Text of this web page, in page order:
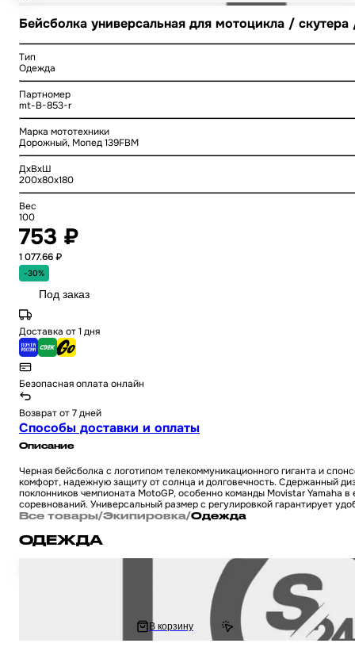
Бейсболка универсальная для мотоцикла /
Тип
Одежда
Партномер
mt-B-853-r
Марка мототехники
Дорожный, Мопед 139FBM
ДхВхШ
200x80x180
Вес
100
753 ₽
1 077.66 ₽
-30%
Под заказ
Доставка от 1 дня
Безопасная оплата онлайн
Возврат от 7 дней
Способы доставки и оплаты
Описание
Черная бейсболка с логотипом телекоммуникационного гиганта и
комфорт, надежную защиту от солнца и долговечность. Сдержанный
поклонников чемпионата MotoGP, особенно команды Movistar Yamaha
соревнований. Универсальный размер с регулировкой гарантирует
Все товары/Экипировка/Одежда
ОДЕЖДА
Рюкзак мотоциклетный с LED поворотниками, стоп-сигналом
В корзину